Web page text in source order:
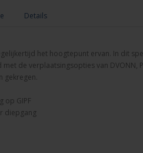
Details
het hoogtepunt ervan. In dit
de verplaatsingsopties van DVONN,
gekregen.
op GIPF
diepgang